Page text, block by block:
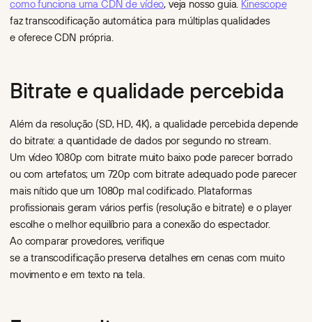
como funciona uma CDN de vídeo, veja nosso guia. Kinescope
faz transcodificação automática para múltiplas qualidades
e oferece CDN própria.
Bitrate e qualidade percebida
Além da resolução (SD, HD, 4K), a qualidade percebida depende
do bitrate: a quantidade de dados por segundo no stream.
Um vídeo 1080p com bitrate muito baixo pode parecer borrado
ou com artefatos; um 720p com bitrate adequado pode parecer
mais nítido que um 1080p mal codificado. Plataformas
profissionais geram vários perfis (resolução e bitrate) e o player
escolhe o melhor equilíbrio para a conexão do espectador.
Ao comparar provedores, verifique
se a transcodificação preserva detalhes em cenas com muito
movimento e em texto na tela.